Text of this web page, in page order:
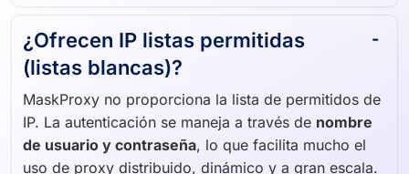
¿Ofrecen IP listas permitidas
(listas blancas)?
MaskProxy no proporciona la lista de permitidos de
IP. La autenticación se maneja a través de nombre
de usuario y contraseña, lo que facilita mucho el
uso de proxy distribuido, dinámico y a gran escala.